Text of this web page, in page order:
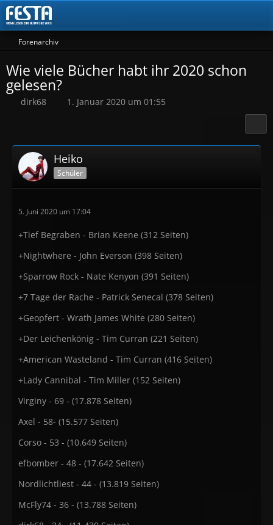
Forenarchiv
Wie viele Bücher habt ihr 2020 schon
gelesen?
dirk68 1. Januar 2020 um 01:55
Heiko
Schüler
5. Juni 2020 um 17:04
+Tief Begraben - Brian Keene (312 Seiten)
+Nightwhere - John Everson (398 Seiten)
+Sparrow Rock - Nate Kenyon (391 Seiten)
+7 Tage der Rache - Patrick Senecal (378 Seiten)
+Geopfert - Wrath James White (280 Seiten)
+Der Leichenkönig - Tim Curran (221 Seiten)
+American Wasteland - Tim Curran (416 Seiten)
+Lady Cannibal - Tim Miller (152 Seiten)
Virginy - 69 - (17.878 Seiten)
Axel - 58- (15.577 Seiten)
Corso - 53 - (10.649 Seiten)
efbomber - 48 - (17.642 Seiten)
Nordlichtliest - 44 - (13.819 Seiten)
McFly74 - 36 - (13.788 Seiten)